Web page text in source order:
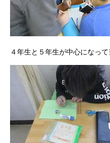
４年生と５年生が中心になっ